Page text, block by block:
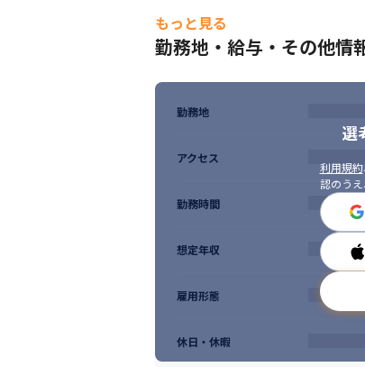
もっと見る
勤務地・給与・その他情
選
利用規約、
認のう
勤務地
アクセス
勤務時間
想定年収
雇用形態
休日・休暇